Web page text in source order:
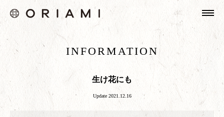
INFORMATION
生け花にも
Update 2021.12.16
ABOUT
INFORMATION
PRODUCTS